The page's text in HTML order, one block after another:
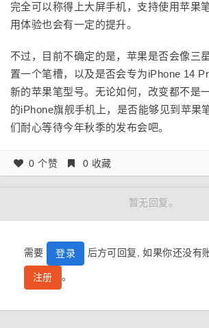
完全可以称得上大屏手机，支持使用苹果
用体验也会有一定的提升。
不过，目前不确定的是，苹果是否会像三
置一个笔槽，以及是否会专为iPhone 14
新的苹果笔型号。无论如何，改变都不是
的iPhone旗舰手机上，是否能够见到苹果
们耐心等待今年秋季的发布会吧。
0 个赞 0 收藏
暂无回复。
需要 登录 后方可回复, 如果你还没有
注册 。